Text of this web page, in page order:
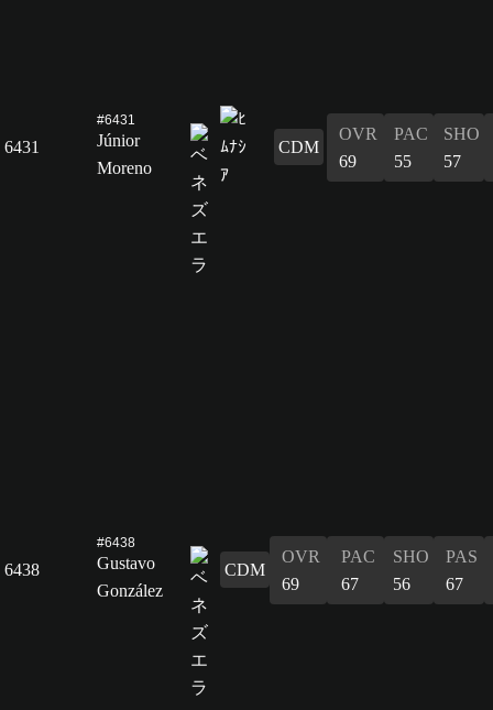
6431
#6431
Júnior
Moreno
CDM
OVR
69
PAC
55
SHO
57
6438
#6438
Gustavo
González
CDM
OVR
69
PAC
67
SHO
56
PAS
67